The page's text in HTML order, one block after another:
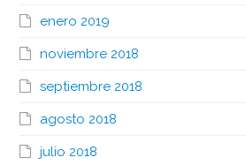
enero 2019
noviembre 2018
septiembre 2018
agosto 2018
julio 2018